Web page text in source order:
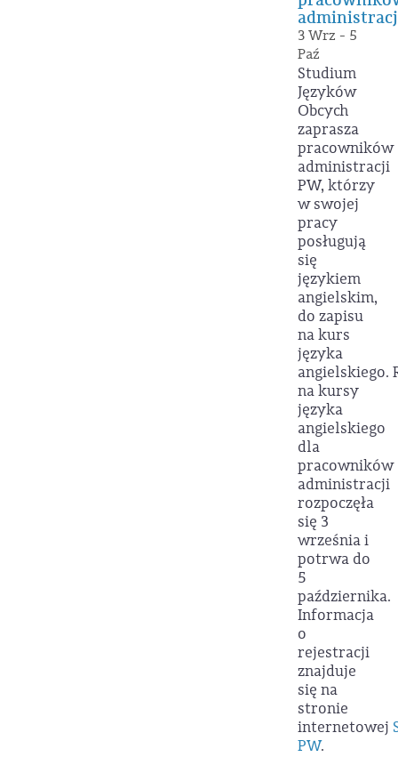
3 Wrz - 5
Paź
Studium
Języków
Obcych
zaprasza
pracowników
administracji
PW, którzy
w swojej
pracy
posługują
się
językiem
angielskim,
do zapisu
na kurs
języka
angielskiego.
na kursy
języka
angielskiego
dla
pracowników
administracji
rozpoczęła
się 3
września i
potrwa do
5
października.
Informacja
o
rejestracji
znajduje
się na
stronie
internetowej
PW.